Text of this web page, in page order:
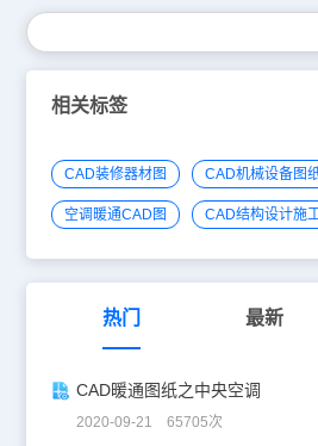
相关标签
CAD装修器材图 CAD机械设备图
空调暖通CAD图 CAD结构设计施
热门 最新
CAD暖通图纸之中央空调
2020-09-21 65705次